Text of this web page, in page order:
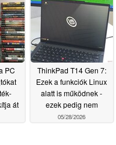
PC
át
ThinkPad T14 Gen 7:
Ezek a funkciók Linux
alatt is működnek -
ezek pedig nem
05/28/2026